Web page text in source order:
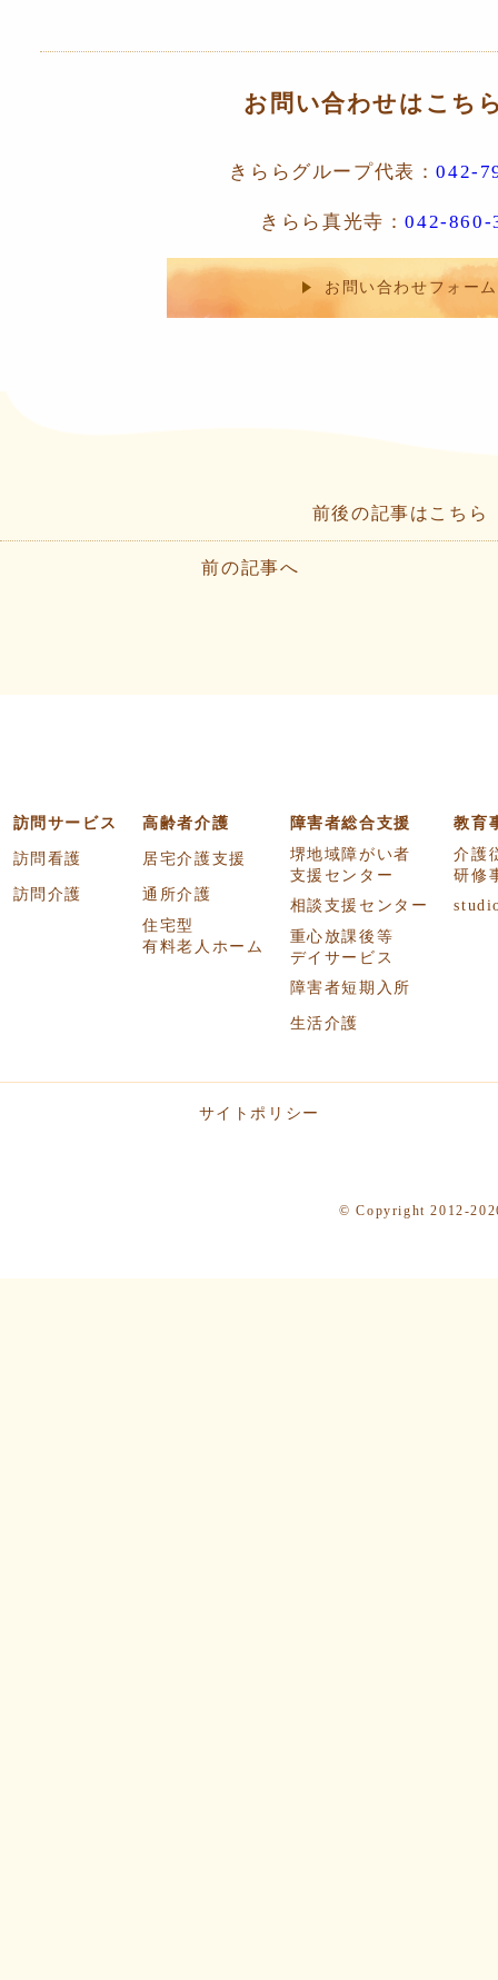
お問い合わせはこち
きららグループ代表：042-
きらら真光寺：042-860-
お問い合わせフォーム
前後の記事はこちら
前の記事へ
訪問サービス
訪問看護
訪問介護
高齢者介護
居宅介護支援
通所介護
住宅型
有料老人ホーム
障害者総合支援
堺地域障がい者
支援センター
相談支援センター
重心放課後等
デイサービス
障害者短期入所
生活介護
教育
介護
研修
サイトポリシー
© Copyright 2012-